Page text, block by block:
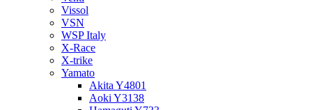
Vissol
VSN
WSP Italy
X-Race
X-trike
Yamato
Akita Y4801
Aoki Y3138